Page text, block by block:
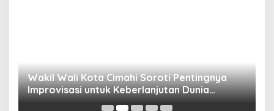
Wakil Wali Kota Cimahi Soroti Pentingnya
Improvisasi untuk Keberlanjutan Dunia
Pendidikan